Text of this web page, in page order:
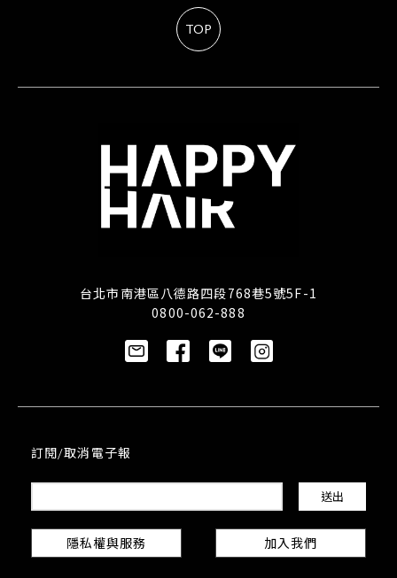
TOP
台北市南港區八德路四段768巷5號5F-1
0800-062-888
訂閱/取消電子報
隱私權與服務 加入我們